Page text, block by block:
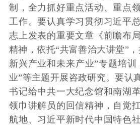
制，全力抓好重点活动、重点
工作。要认真学习贯彻习近平
志上发表的重要文章《前瞻布
精神，依托“共富善治大讲堂”
新兴产业和未来产业”专题培训
业”等主题开展咨政研究。要认
书记给中共一大纪念馆和南湖
领巾讲解员的回信精神，自觉
航地、习近平新时代中国特色